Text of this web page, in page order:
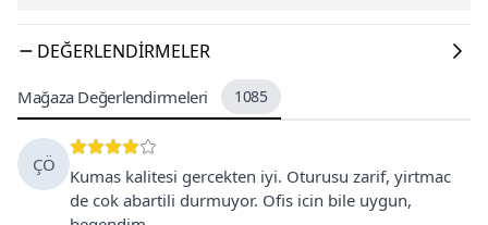
DEĞERLENDIRMELER
Mağaza Değerlendirmeleri 1085
ÇÖ
Kumas kalitesi gercekten iyi. Oturusu zarif, yirtmac
de cok abartili durmuyor. Ofis icin bile uygun,